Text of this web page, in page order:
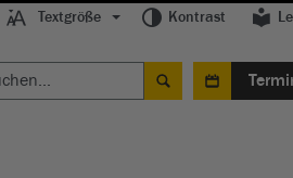
Textgröße Kontrast